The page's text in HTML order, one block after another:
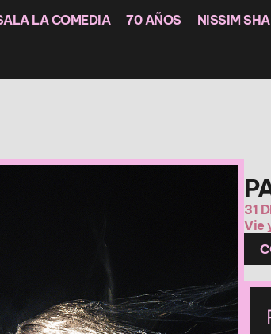
LA COMEDIA 70 AÑOS NISSIM
31
Vie